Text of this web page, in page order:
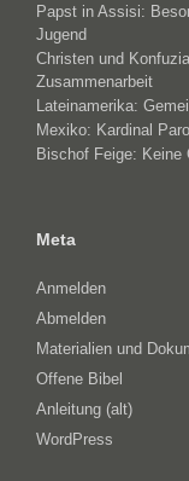
Papst in Assisi:
Jugend
Christen und
Zusammenarbeit
Lateinamerika:
Mexiko: Kardinal
Bischof Feige: Keine
Meta
Anmelden
Abmelden
Materialien und
Offene Bibel
Anleitung (alt)
WordPress